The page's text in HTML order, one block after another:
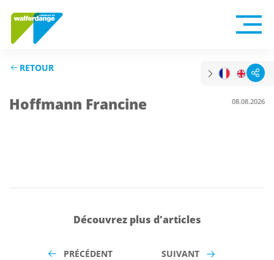
RETOUR
Hoffmann Francine 08.08.2026
Découvrez plus d'articles
PRÉCÉDENT SUIVANT